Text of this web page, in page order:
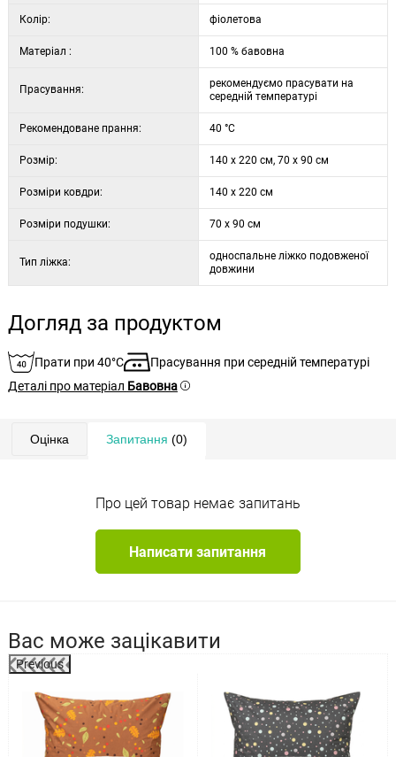
1x підодіяльник 140 x 220 см
Колір: фіолетова
Матеріал : 100 % бавовна
Прасування:
рекомендуємо прасувати на
середній температурі
Рекомендоване прання: 40 °C
Розмір: 140 x 220 см, 70 x 90 см
Розміри ковдри: 140 x 220 см
Розміри подушки: 70 x 90 см
Тип ліжка:
односпальне ліжко подовженої
довжини
Догляд за продуктом
Прати при 40°C
Прасування при середній температурі
Деталі про матеріал Бавовна
Оцінка Запитання (0)
Про цей товар немає запитань
Написати запитання
Вас може зацікавити
Previous